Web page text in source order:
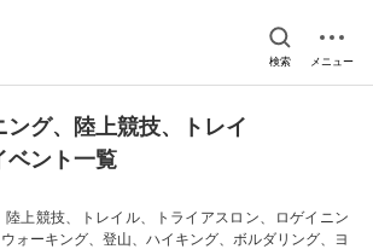
検索 メニュー
ング、陸上競技、トレイ
ベント一覧
上競技、トレイル、トライアスロン、ロゲイニン
ォーキング、登山、ハイキング、ボルダリング、ヨ